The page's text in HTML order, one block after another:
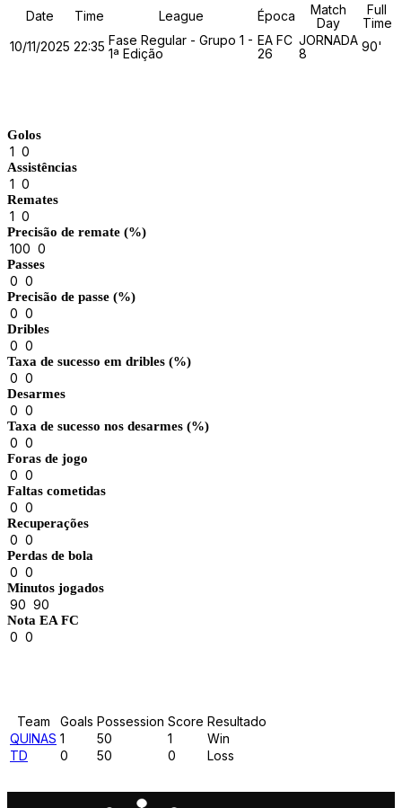
Date Time League Época
Match
Day
Full
Time
10/11/2025 22:35 Fase Regular - Grupo 1 -
1ª Edição
EA FC
26
JORNADA
8
90'
Golos
1 0
Assistências
1 0
Remates
1 0
Precisão de remate (%)
100 0
Passes
0 0
Precisão de passe (%)
0 0
Dribles
0 0
Taxa de sucesso em dribles (%)
0 0
Desarmes
0 0
Taxa de sucesso nos desarmes (%)
0 0
Foras de jogo
0 0
Faltas cometidas
0 0
Recuperações
0 0
Perdas de bola
0 0
Minutos jogados
90 90
Nota EA FC
0 0
Team Goals Possession Score Resultado
QUINAS 1 50 1
Win
TD
0 50 0 Loss